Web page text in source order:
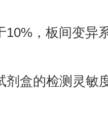
10%，板间变异
剂盒的检测灵敏